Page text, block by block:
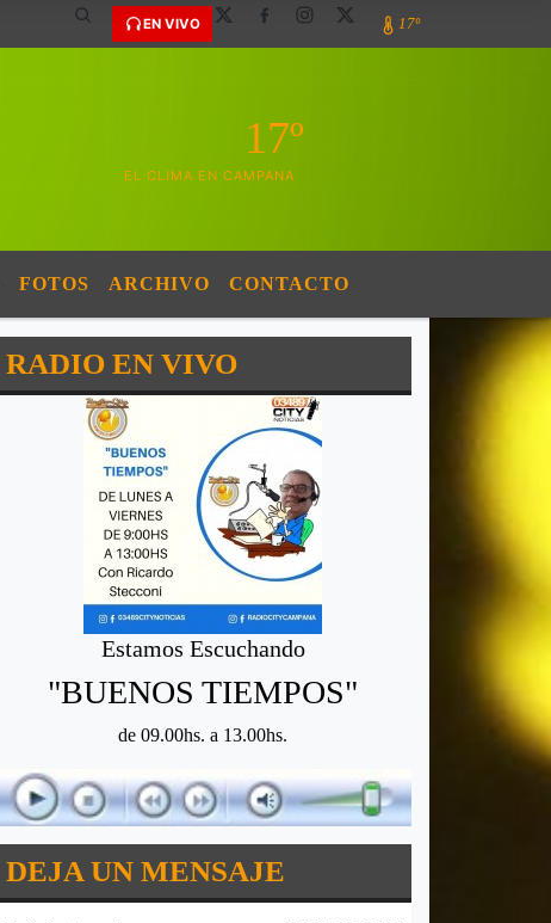
EN VIVO 17º
17º
EL CLIMA EN CAMPANA
FOTOS ARCHIVO CONTACTO
RADIO EN VIVO
Estamos Escuchando
"BUENOS TIEMPOS"
de 09.00hs. a 13.00hs.
DEJA UN MENSAJE